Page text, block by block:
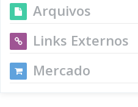
Arquivos
Links Externos
Mercado